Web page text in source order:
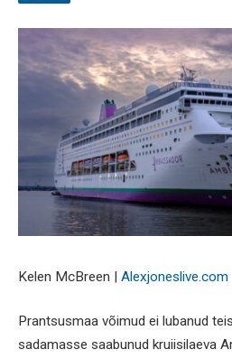
Kelen McBreen | Alexjoneslive.com
Prantsusmaa võimud ei lubanud
sadamasse saabunud kruiisilaeva